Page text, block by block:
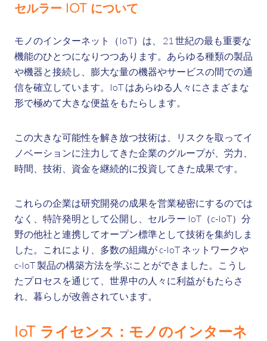
セルラー IOT について
モノのインターネット（IoT）は、
21 世紀の最も重要な
機能のひとつになりつつあります。あらゆる種類の製品
や機器と接続し、膨大な量の機器やサービスの間での通
信を確立しています。IoT はあらゆる人々にさまざまな
形で極めて大きな便益をもたらします。
この大きな可能性を解き放つ技術は、リスクを取ってイ
ノベーションに注力してきた企業のグループが、労力、
時間、技術、資金を継続的に投資してきた成果です。
これらの企業は研究開発の成果を営業秘密にするのでは
なく、特許発明として公開し、セルラー IoT（c-IoT）分
野の他社と連携してオープン標準として技術を集約しま
した。これにより、多数の組織が c-IoT ネットワークや
c-IoT 製品の構築方法を学ぶことができました。こうし
たプロセスを通じて、世界中の人々に利益がもたらさ
れ、暮らしが改善されています。
IoT ライセンス：モノのインターネ